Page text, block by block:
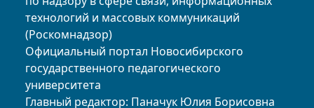
технологий и массовых коммуникаций
(Роскомнадзор)
Официальный портал Новосибирского
государственного педагогического
университета
Главный редактор: Паначук Юлия Борисовна